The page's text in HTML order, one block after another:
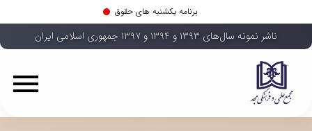
برنامه یکشنبه های حقوق
ناشر نمونه سال‌های ۱۳۹۳ و ۱۳۹۴ و ۱۳۹۷ جمهوری اسلامی ایران